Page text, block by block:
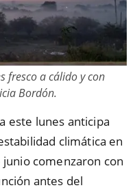
fresco a cálido y con
Bordón.
este lunes anticipa
climática en
junio comenzaron con
antes del